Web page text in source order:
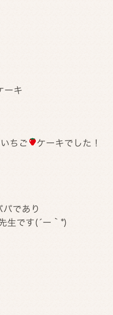
ちご ケーキでした！
パであり
生です(´ー｀*)